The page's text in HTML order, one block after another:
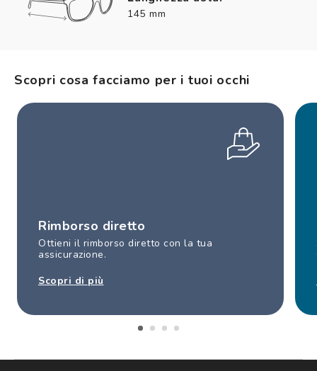
145 mm
Scopri cosa facciamo per i tuoi occhi
Rimborso diretto
Ottieni il rimborso diretto con la tua
assicurazione.
Scopri di più